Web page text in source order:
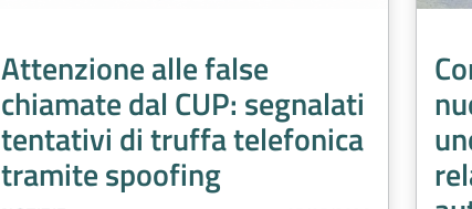
Attenzione alle false
chiamate dal CUP: segnalati
tentativi di truffa telefonica
tramite spoofing